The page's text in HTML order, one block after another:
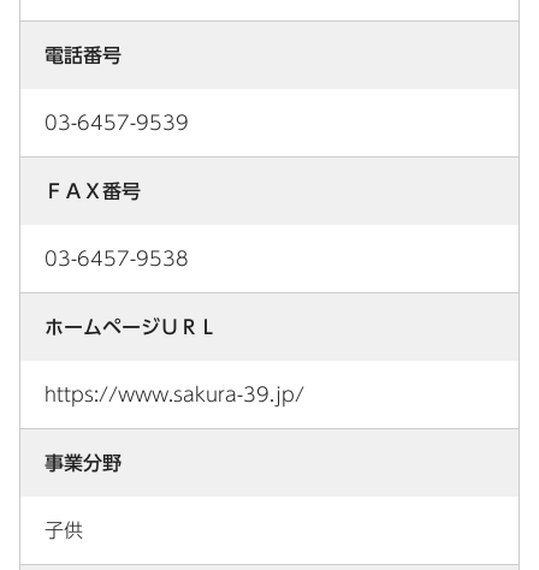
電話番号
03-6457-9539
ＦＡＸ番号
03-6457-9538
ホームページＵＲＬ
https://www.sakura-39.jp/
事業分野
子供